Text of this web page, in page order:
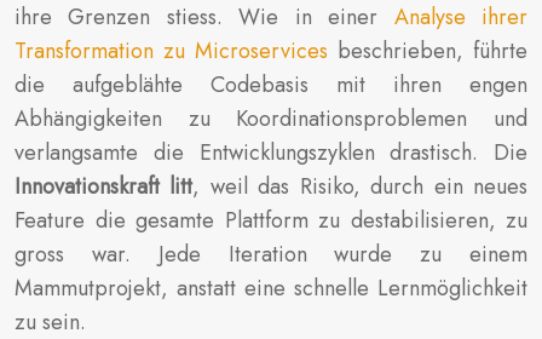
ihre Grenzen stiess. Wie in einer Analyse ihrer
Transformation zu Microservices beschrieben, führte
die aufgeblähte Codebasis mit ihren engen
Abhängigkeiten zu Koordinationsproblemen und
verlangsamte die Entwicklungszyklen drastisch. Die
Innovationskraft litt, weil das Risiko, durch ein neues
Feature die gesamte Plattform zu destabilisieren, zu
gross war. Jede Iteration wurde zu einem
Mammutprojekt, anstatt eine schnelle Lernmöglichkeit
zu sein.